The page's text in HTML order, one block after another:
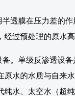
半透膜在压力差的
过预处理的原水
单级反渗透设备
水的水质与自来
水、太空水（超